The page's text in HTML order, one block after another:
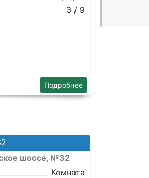
3 / 9
Подробнее
шоссе, №32
Комната